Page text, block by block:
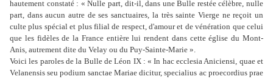
hautement constaté : « Nulle part, dit-il, dans une Bulle restée célèbre, nulle
part, dans aucun autre de ses sanctuaires, la très sainte Vierge ne reçoit un
culte plus spécial et plus filial de respect, d'amour et de vénération que celui
que les fidèles de la France entière lui rendent dans cette église du Mont-
Anis, autrement dite du Velay ou du Puy-Sainte-Marie ».
Voici les paroles de la Bulle de Léon IX : « In hac ecclesia Aniciensi, quae et
Velanensis seu podium sanctae Mariae dicitur, specialius ac proecordius prae